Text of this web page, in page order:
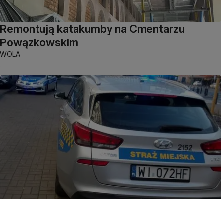
Remontują katakumby na Cmentarzu
Powązkowskim
WOLA